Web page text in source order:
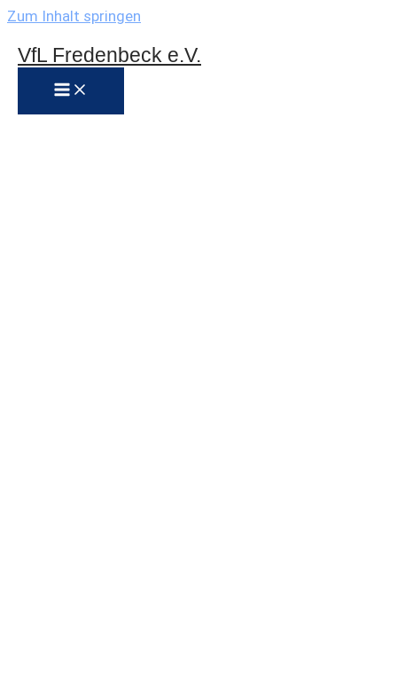
Zum Inhalt springen
VfL Fredenbeck e.V.